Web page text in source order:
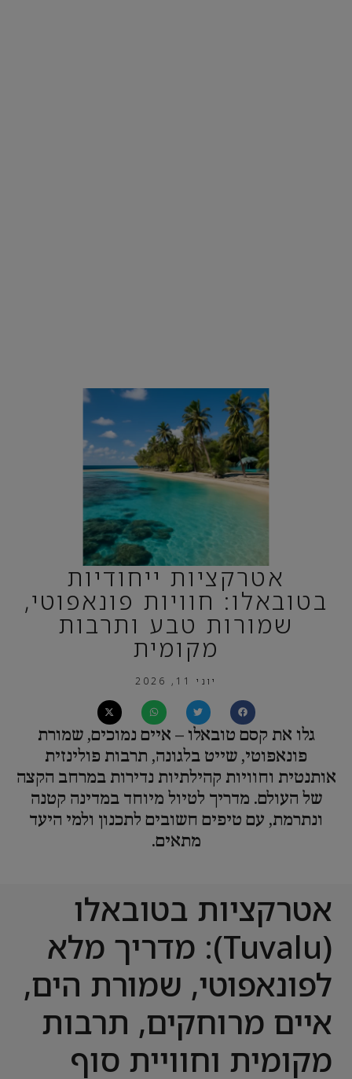
אטרקציות ייחודיות
בטובאלו: חוויות פונאפוטי,
שמורות טבע ותרבות
מקומית
יוני 11, 2026
גלו את קסם טובאלו – איים נמוכים, שמורת
פונאפוטי, שייט בלגונה, תרבות פולינזית
אותנטית וחוויות קהילתיות נדירות במרחב הקצה
של העולם. מדריך לטיול מיוחד במדינה קטנה
ונתרמת, עם טיפים חשובים לתכנון ולמי היעד
מתאים.
אטרקציות בטובאלו
(Tuvalu): מדריך מלא
לפונאפוטי, שמורת הים,
איים מרוחקים, תרבות
מקומית וחוויית סוף